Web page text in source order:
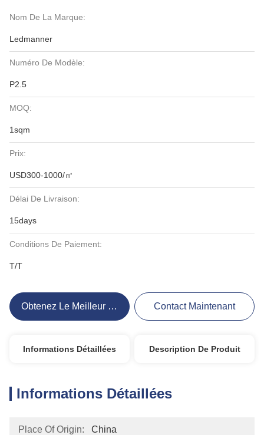
Nom De La Marque:
Ledmanner
Numéro De Modèle:
P2.5
MOQ:
1sqm
Prix:
USD300-1000/㎡
Délai De Livraison:
15days
Conditions De Paiement:
T/T
Obtenez Le Meilleur Prix Contact Maintenant
Informations Détaillées Description De Produit
Informations Détaillées
Place Of Origin: China